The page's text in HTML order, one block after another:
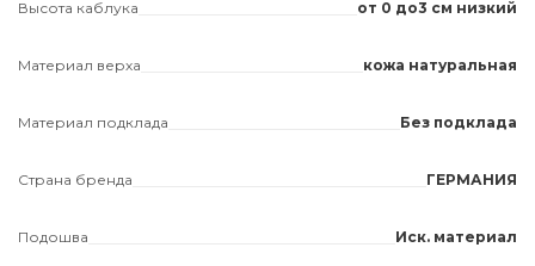
Высота каблука от 0 до3 см низкий
Материал верха кожа натуральная
Материал подклада Без подклада
Страна бренда ГЕРМАНИЯ
Подошва Иск. материал